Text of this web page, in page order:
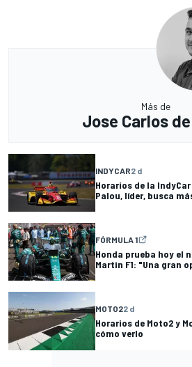
Más de
Jose Carlos
INDYCAR2 d
Horarios de la
Palou, líder, busca
FÓRMULA 1
Honda prueba hoy el
Martin F1: "Una gran
MOTO22 d
Horarios de Moto2 y
cómo verlo